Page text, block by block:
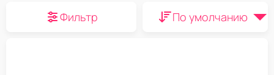
Фильтр По умолчанию